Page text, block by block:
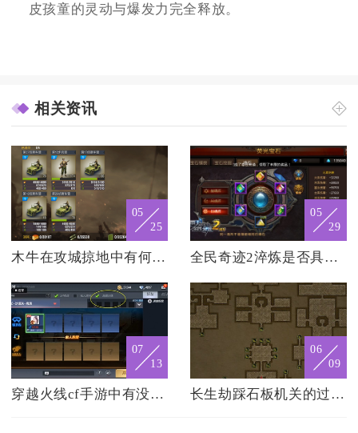
皮孩童的灵动与爆发力完全释放。
相关资讯
05
25
木牛在攻城掠地中有何作用
05
29
全民奇迹2淬炼是否具备娱乐性
07
13
穿越火线cf手游中有没有攻略指导玩家占领天空神庙
06
09
长生劫踩石板机关的过关技巧有哪些